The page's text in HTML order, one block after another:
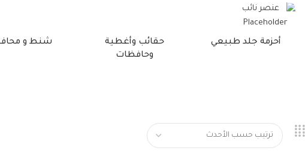
أحزمة جلد طبيعي
حقائب وأغطية
وحافظات
شنط و